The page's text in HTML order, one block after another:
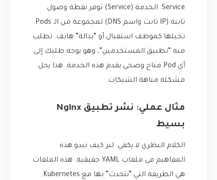
Service. الخدمة (Service) توفر نقطة وصول
ثابتة (IP ثابت واسم DNS) لمجموعة من الـ Pods.
تخيلها كموظف استقبال أو “بدالة” هاتف. تطلب
منه “تطبيق المستخدمين”، وهو يوجه طلبك إلى
أي Pod متاح وصحي يقدم هذه الخدمة. هذا يحل
مشكلة متاهة الشبكات.
مثال عملي: نشر تطبيق Nginx
بسيط
الكلام النظري لا يكفي. لنر كيف تبدو هذه
المفاهيم في ملفات YAML حقيقية. هذه الملفات
هي الطريقة التي “نتحدث” بها مع Kubernetes.